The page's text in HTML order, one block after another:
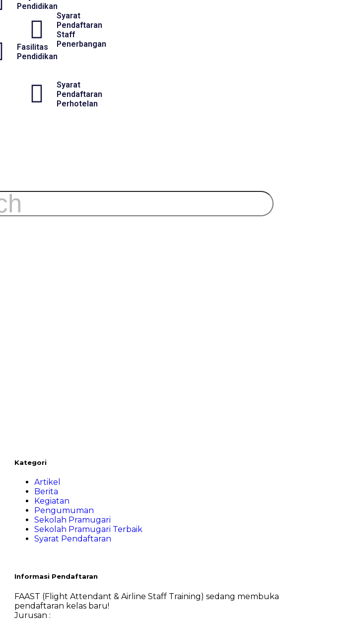
Pendidikan
Fasilitas
Pendidikan
Syarat
Pendaftaran
Staff
Penerbangan
Syarat
Pendaftaran
Perhotelan
Kategori
Artikel
Berita
Kegiatan
Pengumuman
Sekolah Pramugari
Sekolah Pramugari Terbaik
Syarat Pendaftaran
Informasi Pendaftaran
FAAST (Flight Attendant & Airline Staff Training) sedang membuka
pendaftaran kelas baru!
Jurusan :